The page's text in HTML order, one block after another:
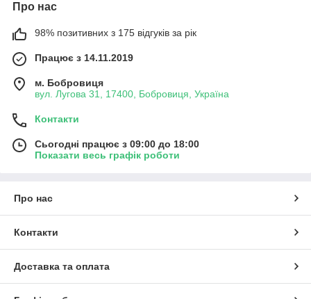
Про нас
98% позитивних з 175 відгуків за рік
Працює з 14.11.2019
м. Бобровиця
вул. Лугова 31, 17400, Бобровиця, Україна
Контакти
Сьогодні працює з 09:00 до 18:00
Показати весь графік роботи
Про нас
Контакти
Доставка та оплата